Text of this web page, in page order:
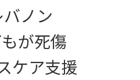
ノン
が死傷
ケア支援